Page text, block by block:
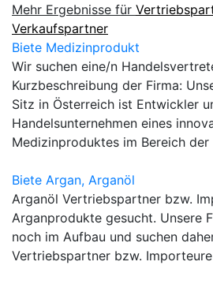
Mehr Ergebnisse für
Verkaufspartner
Biete Medizinprodukt
Wir suchen eine/n
Kurzbeschreibung der Firma:
Sitz in Österreich ist Entwickler
Handelsunternehmen eines
Medizinproduktes im Bereich der
Biete Argan, Arganöl
Arganöl Vertriebspartner bzw.
Arganprodukte gesucht. Unsere
noch im Aufbau und suchen
Vertriebspartner bzw.